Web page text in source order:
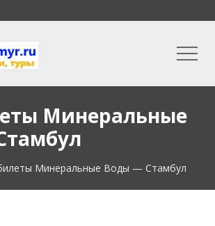
Минеральные
Минеральные Воды — Стамбул